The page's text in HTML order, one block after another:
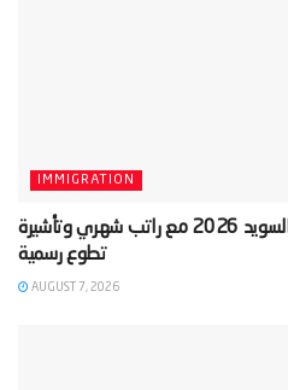
IMMIGRATION
‫فرصة تطوع ممولة بالكامل في السويد 2026 مع راتب شهري وتأشيرة
تطوع رسمية‬
AUGUST 7, 2026